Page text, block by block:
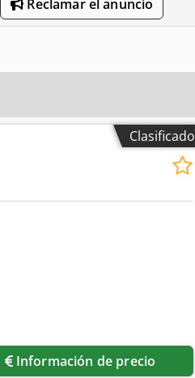
Reclamar el anuncio
Clasificado
Información de precio